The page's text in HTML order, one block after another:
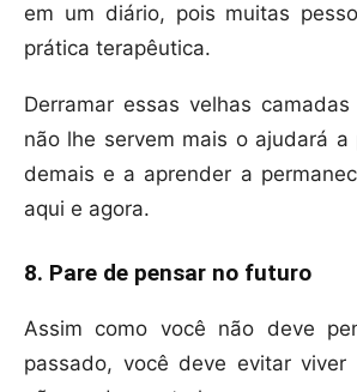
em um diário, pois muitas
prática terapêutica.
Derramar essas velhas
não lhe servem mais o ajudará a
demais e a aprender a
aqui e agora.
8. Pare de pensar no futuro
Assim como você não deve
passado, você deve evitar viver